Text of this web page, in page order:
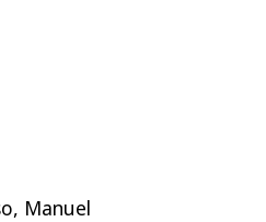
Manuel